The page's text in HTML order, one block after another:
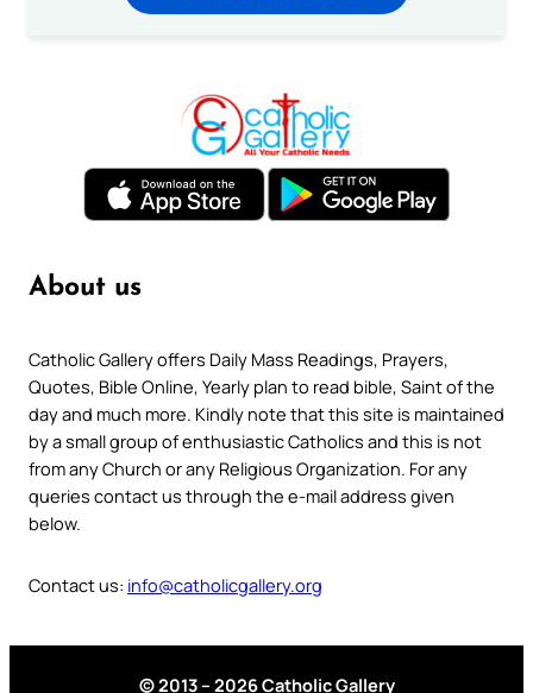
About us
Catholic Gallery offers Daily Mass Readings, Prayers,
Quotes, Bible Online, Yearly plan to read bible, Saint of the
day and much more. Kindly note that this site is maintained
by a small group of enthusiastic Catholics and this is not
from any Church or any Religious Organization. For any
queries contact us through the e-mail address given
below.
Contact us: info@catholicgallery.org
© 2013 – 2026 Catholic Gallery